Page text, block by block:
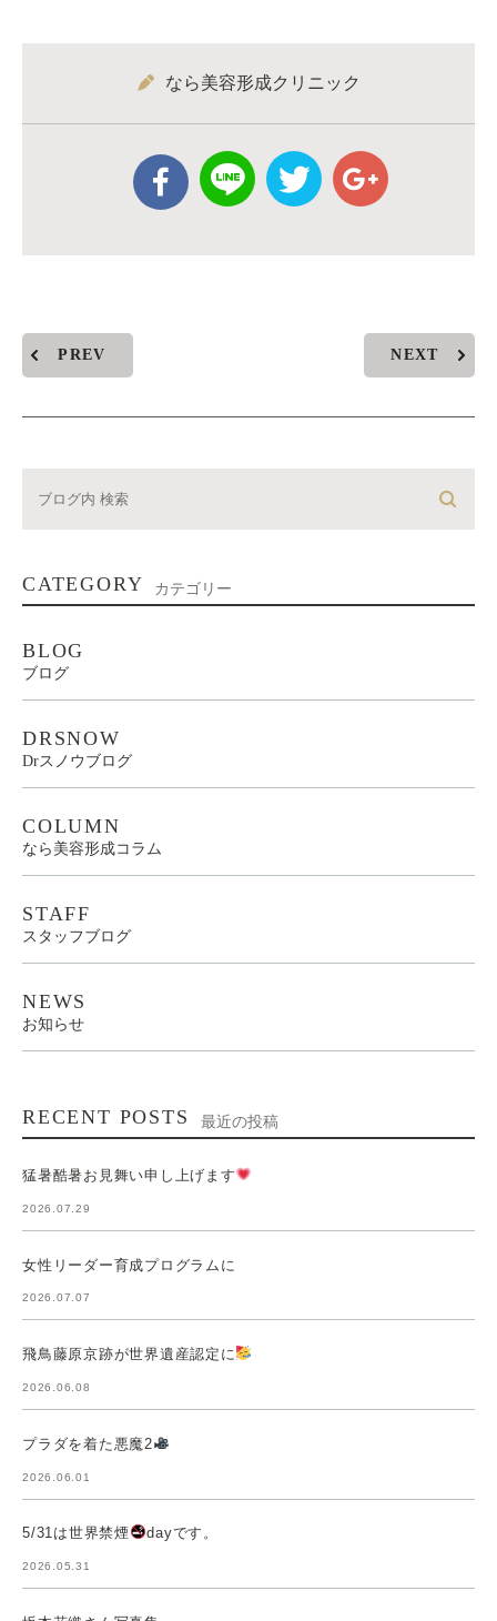
なら美容形成クリニック
PREV NEXT
CATEGORY カテゴリー
BLOG
ブログ
DRSNOW
Drスノウブログ
COLUMN
なら美容形成コラム
STAFF
スタッフブログ
NEWS
お知らせ
RECENT POSTS 最近の投稿
猛暑酷暑お見舞い申し上げます
2026.07.29
女性リーダー育成プログラムに
2026.07.07
飛鳥藤原京跡が世界遺産認定に
2026.06.08
プラダを着た悪魔2
2026.06.01
5/31は世界禁煙 dayです。
2026.05.31